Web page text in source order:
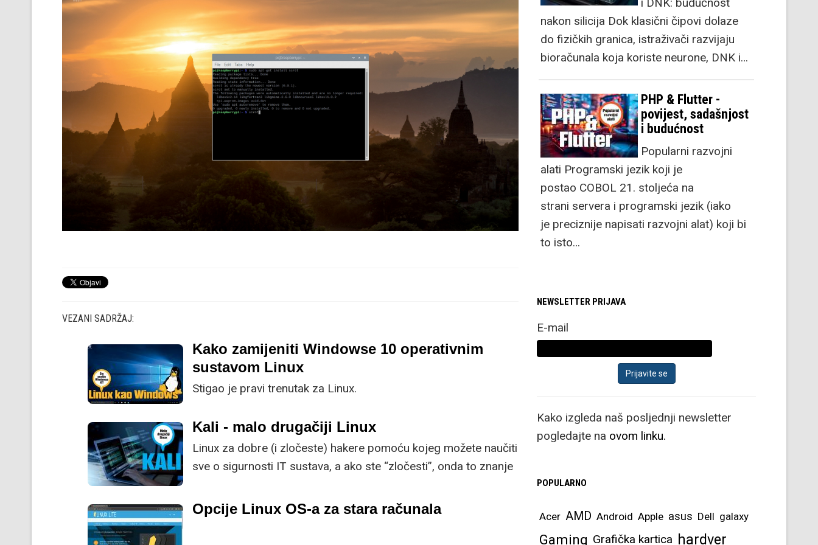
VEZANI SADRŽAJ:
Kako zamijeniti Windowse 10 operativnim
sustavom Linux
Stigao je pravi trenutak za Linux.
Kali - malo drugačiji Linux
Linux za dobre (i zločeste) hakere pomoću kojeg možete naučiti
sve o sigurnosti IT sustava, a ako ste “zločesti”, onda to znanje
Opcije Linux OS-a za stara računala
nakon silicija Dok klasični čipovi dolaze
do fizičkih granica, istraživači razvijaju
bioračunala koja koriste neurone, DNK i…
PHP & Flutter -
povijest, sadašnjost
i budućnost
Popularni razvojni
alati Programski jezik koji je
postao COBOL 21. stoljeća na
strani servera i programski jezik (iako
je preciznije napisati razvojni alat) koji bi
to isto…
NEWSLETTER PRIJAVA
E-mail
Kako izgleda naš posljednji newsletter
pogledajte na ovom linku.
POPULARNO
Acer AMD Android Apple asus Dell galaxy
Gaming Grafička kartica hardver